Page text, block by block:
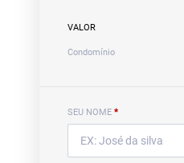
VALOR
Condomínio
SEU NOME *